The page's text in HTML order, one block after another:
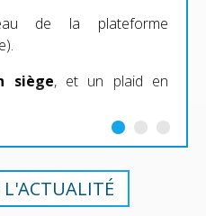
de la plateforme
siège, et un plaid en